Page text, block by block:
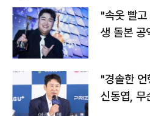
"속옷 빨
생 돌본 공
"경솔한
신동엽, 무